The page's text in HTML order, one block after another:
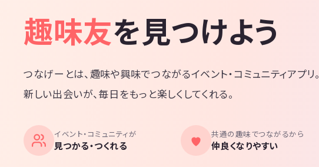
趣味友を見つけよう
つなげーとは、趣味や興味でつながるイベント・コミュニティアプリ。
新しい出会いが、毎日をもっと楽しくしてくれる。
イベント・コミュニティが
見つかる・つくれる
共通の趣味でつながるから
仲良くなりやすい